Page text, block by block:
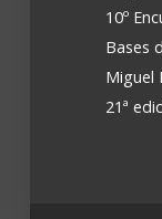
10º
Bases
Miguel
21ª